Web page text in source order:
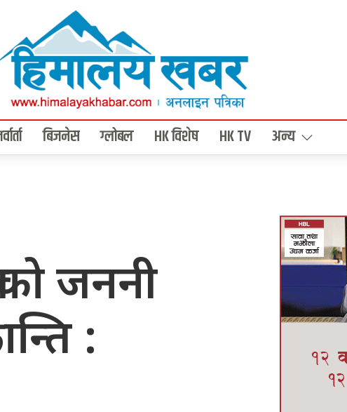
बिजनेस ग्लोबल HK विशेष HK TV अन्य
जननी
: